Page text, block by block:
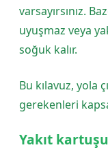
varsayırsınız.
uyuşmaz veya
soğuk kalır.
Bu kılavuz, yola
gerekenleri
Yakıt